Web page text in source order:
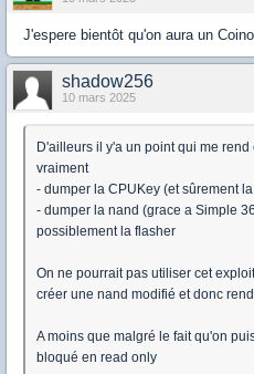
J'espere bientôt qu'on aura un
shadow256
10 mars 2025
D'ailleurs il y'a un point qui me
vraiment
- dumper la CPUKey (et sûrement
- dumper la nand (grace a Simple
possiblement la flasher
On ne pourrait pas utiliser cet
créer une nand modifié et donc
A moins que malgré le fait qu'on
bloqué en read only